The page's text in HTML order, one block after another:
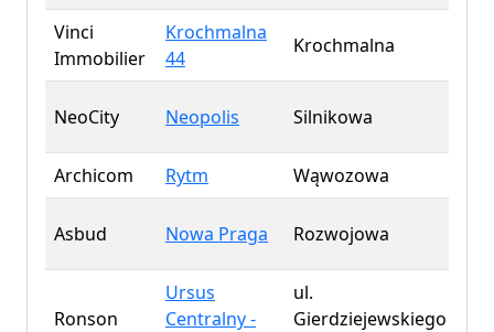
Ursus Centralny - Etap 2
ul. Gierdziejewskiego 23
ul. Gierdziejewskiego 23
Ursus Centralny - Etap 4
ul. Gierdziejewskiego 23
Ursus Centralny - Etap 5 0 wolnych
Ursus Centralny - Etap 6
ul. Gierdziejewskiego 23
Vinci
Immobilier
Krochmalna
44
Krochmalna
NeoCity Neopolis Silnikowa
Archicom Rytm Wąwozowa
Asbud Nowa Praga Rozwojowa
Ronson
Ursus
Centralny -
ul.
Gierdziejewskiego